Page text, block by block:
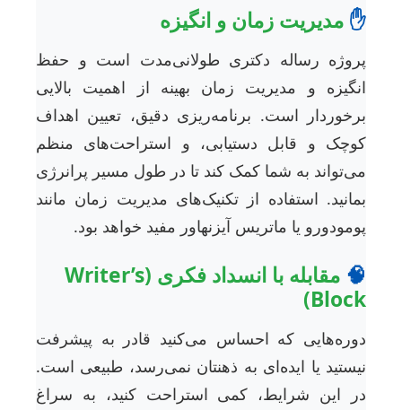
مدیریت زمان و انگیزه
رساله دکتری طولانی‌مدت است و حفظ
و مدیریت زمان بهینه از اهمیت بالایی
است. برنامه‌ریزی دقیق، تعیین اهداف
و قابل دستیابی، و استراحت‌های منظم
به شما کمک کند تا در طول مسیر پرانرژی
استفاده از تکنیک‌های مدیریت زمان مانند
یا ماتریس آیزنهاور مفید خواهد بود.
مقابله با انسداد فکری (Writer’s
که احساس می‌کنید قادر به پیشرفت
یا ایده‌ای به ذهنتان نمی‌رسد، طبیعی است.
این شرایط، کمی استراحت کنید، به سراغ